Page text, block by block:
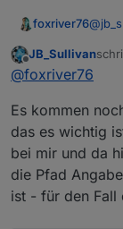
foxriver76@
Offline
JB_Sullivan
@foxriver76
Es kommen
das es wichtig
bei mir und da
die Pfad
ist - für den Fall